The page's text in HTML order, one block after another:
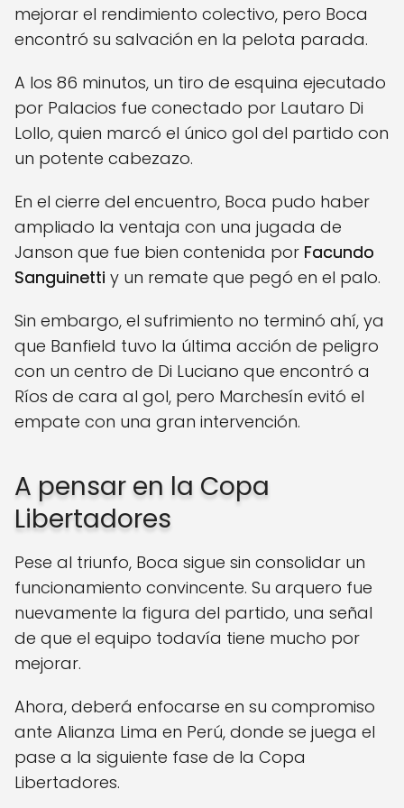
mejorar el rendimiento colectivo, pero Boca
encontró su salvación en la pelota parada.
A los 86 minutos, un tiro de esquina ejecutado
por Palacios fue conectado por Lautaro Di
Lollo, quien marcó el único gol del partido con
un potente cabezazo.
En el cierre del encuentro, Boca pudo haber
ampliado la ventaja con una jugada de
Janson que fue bien contenida por Facundo
Sanguinetti y un remate que pegó en el palo.
Sin embargo, el sufrimiento no terminó ahí, ya
que Banfield tuvo la última acción de peligro
con un centro de Di Luciano que encontró a
Ríos de cara al gol, pero Marchesín evitó el
empate con una gran intervención.
A pensar en la Copa
Libertadores
Pese al triunfo, Boca sigue sin consolidar un
funcionamiento convincente. Su arquero fue
nuevamente la figura del partido, una señal
de que el equipo todavía tiene mucho por
mejorar.
Ahora, deberá enfocarse en su compromiso
ante Alianza Lima en Perú, donde se juega el
pase a la siguiente fase de la Copa
Libertadores.